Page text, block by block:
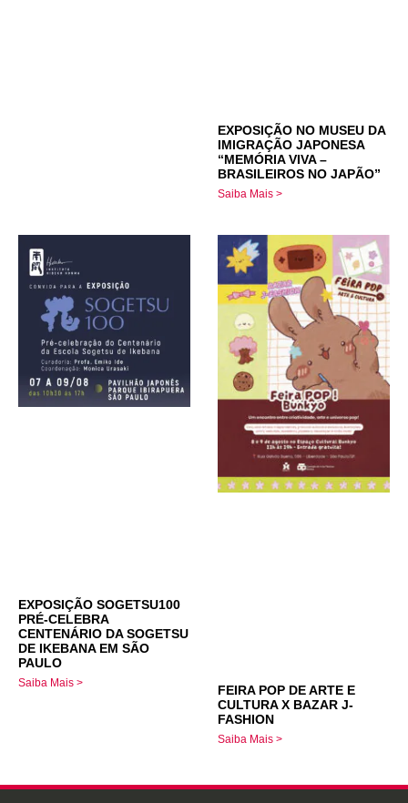
EXPOSIÇÃO NO MUSEU DA
IMIGRAÇÃO JAPONESA
“MEMÓRIA VIVA –
BRASILEIROS NO JAPÃO”
Saiba Mais >
EXPOSIÇÃO SOGETSU100
PRÉ-CELEBRA
CENTENÁRIO DA SOGETSU
DE IKEBANA EM SÃO
PAULO
Saiba Mais >
FEIRA POP DE ARTE E
CULTURA X BAZAR J-
FASHION
Saiba Mais >